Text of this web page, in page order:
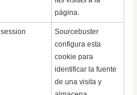
página.
session
Sourcebuster
configura esta
cookie para
identificar la fuente
de una visita y